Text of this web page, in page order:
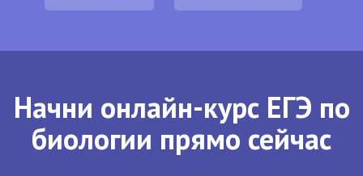
Начни онлайн-курс ЕГЭ по
биологии прямо сейчас